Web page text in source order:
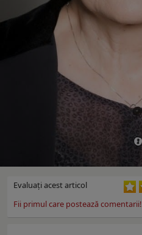
Evaluaţi acest articol
Fii primul care postează comentarii!